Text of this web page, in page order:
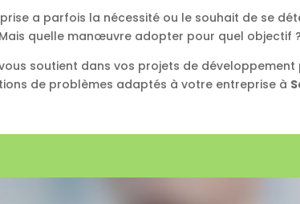
a parfois la nécessité ou le souhait de se
quelle manœuvre adopter pour quel objectif
vous soutient dans vos projets de
de problèmes adaptés à votre entreprise à